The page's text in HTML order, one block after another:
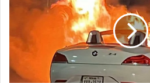
¿qué
en
México?
un
estacionamiento
de
Las